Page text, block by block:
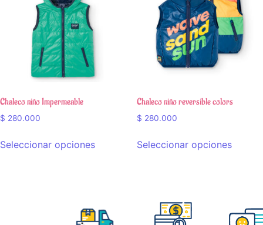
Chaleco niño Impermeable
$ 280.000
Seleccionar opciones
Chaleco niño reversible colors
$ 280.000
Seleccionar opciones